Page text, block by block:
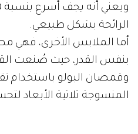
الرائحة بشكل طبيعي.
أما الملابس الأخرى، فهي
بنفس القدر، حيث صُنعت
وقمصان البولو باستخدام
المنسوجة ثلاثية الأبعاد